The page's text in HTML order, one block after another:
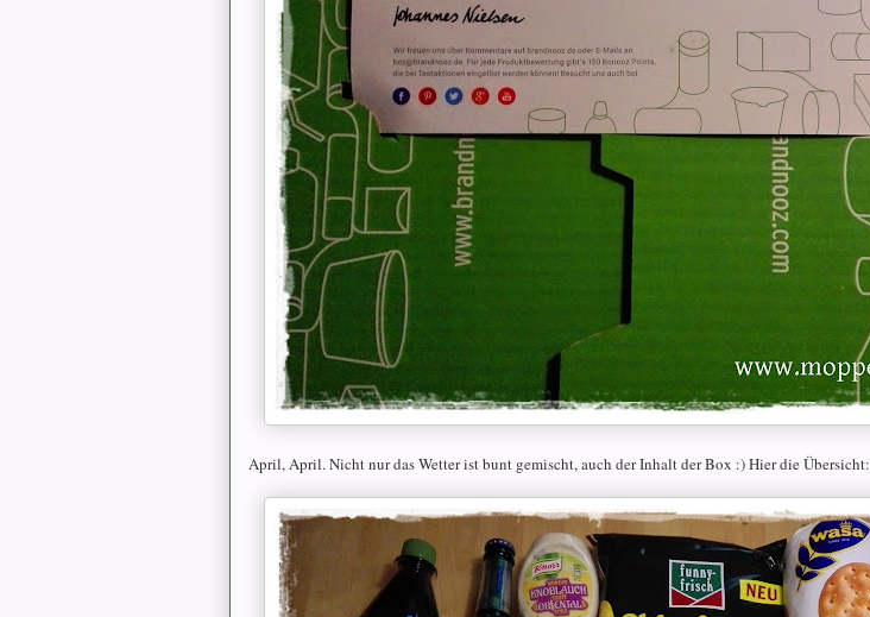
April, April. Nicht nur das Wetter ist bunt gemischt, auch der Inhalt der Box :) Hier die Übersicht: